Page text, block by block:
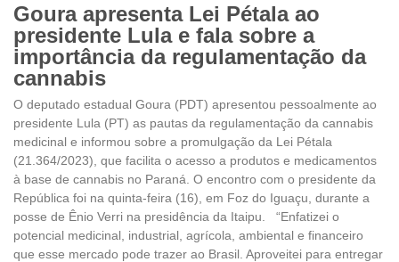
Goura apresenta Lei Pétala ao
presidente Lula e fala sobre a
importância da regulamentação da
cannabis
O deputado estadual Goura (PDT) apresentou pessoalmente ao
presidente Lula (PT) as pautas da regulamentação da cannabis
medicinal e informou sobre a promulgação da Lei Pétala
(21.364/2023), que facilita o acesso a produtos e medicamentos
à base de cannabis no Paraná. O encontro com o presidente da
República foi na quinta-feira (16), em Foz do Iguaçu, durante a
posse de Ênio Verri na presidência da Itaipu. “Enfatizei o
potencial medicinal, industrial, agrícola, ambiental e financeiro
que esse mercado pode trazer ao Brasil. Aproveitei para entregar